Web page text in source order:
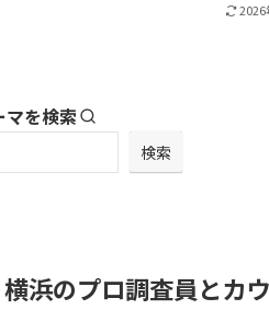
2026
マを検索
検索
浜のプロ調査員とカ